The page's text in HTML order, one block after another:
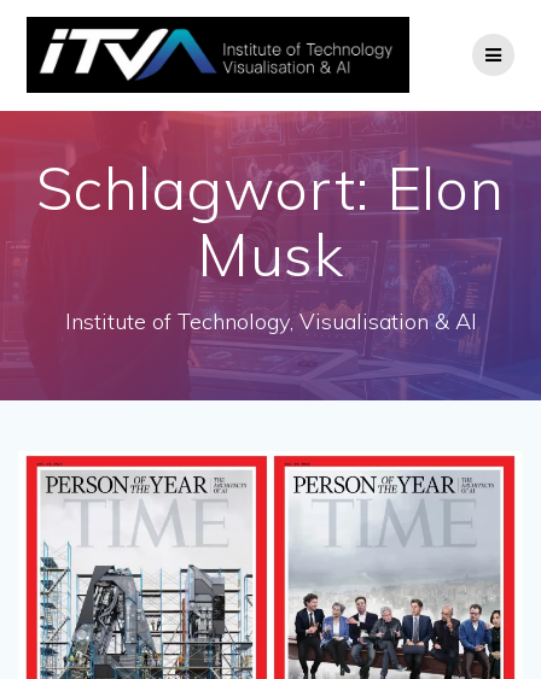
Zum
Inhalt
springen
Schlagwort:Elon
Musk
Institute of Technology, Visualisation & AI